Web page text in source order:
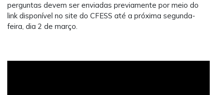
perguntas devem ser enviadas previamente por meio do
link disponível no site do CFESS até a próxima segunda-
feira, dia 2 de março.